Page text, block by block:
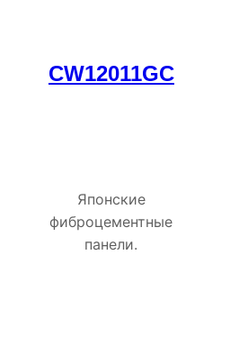
CW12011GC
Японские
фиброцементные
панели.